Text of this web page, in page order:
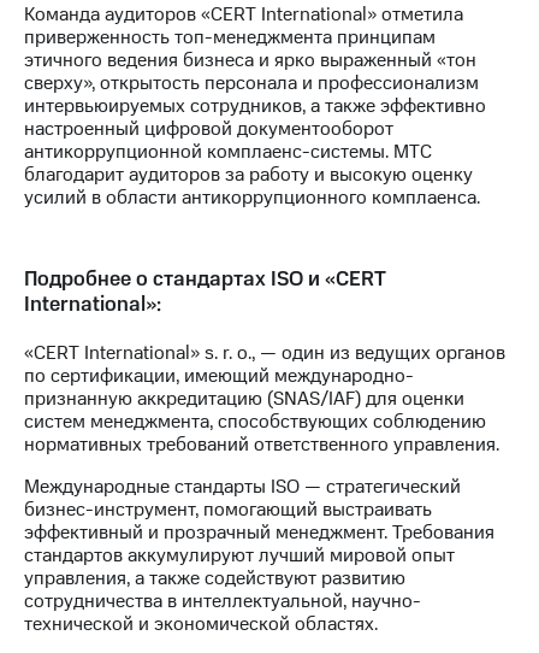
"МТС"
Собрания
акционеров
Личный
кабинет
акционера
Акционерный
капитал
Контроль
Рынок
акций
Описание
Программа
приобретения
Порядок
выкупа
акций
Дивиденды
Рынок
облигаций
Описание
Еврооблигации-2023
Уведомление
о
Команда аудиторов «CERT International» отметила
приверженность топ-менеджмента принципам
этичного ведения бизнеса и ярко выраженный «тон
сверху», открытость персонала и профессионализм
интервьюируемых сотрудников, а также эффективно
настроенный цифровой документооборот
антикоррупционной комплаенс-системы. МТС
благодарит аудиторов за работу и высокую оценку
усилий в области антикоррупционного комплаенса.
Подробнее о стандартах ISO и «CERT
International»:
«CERT International» s. r. o., — один из ведущих органов
по сертификации, имеющий международно-
признанную аккредитацию (SNAS/IAF) для оценки
систем менеджмента, способствующих соблюдению
нормативных требований ответственного управления.
Международные стандарты ISO — стратегический
бизнес-инструмент, помогающий выстраивать
эффективный и прозрачный менеджмент. Требования
стандартов аккумулируют лучший мировой опыт
управления, а также содействуют развитию
сотрудничества в интеллектуальной, научно-
технической и экономической областях.